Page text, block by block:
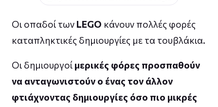
Οι οπαδοί των LEGO κάνουν πολλές φορές
καταπληκτικές δημιουργίες με τα τουβλάκια.
Οι δημιουργοί μερικές φόρες προσπαθούν
να ανταγωνιστούν ο ένας τον άλλον
φτιάχνοντας δημιουργίες όσο πιο μικρές